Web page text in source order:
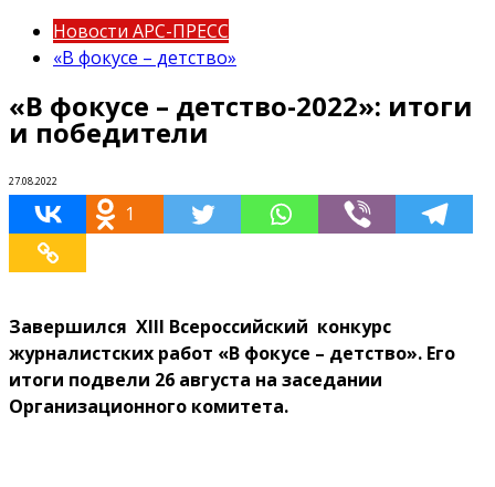
Новости АРС-ПРЕСС
«В фокусе – детство»
«В фокусе – детство-2022»: итоги
и победители
27.08.2022
1
Завершился XIII Всероссийский конкурс
журналистских работ «В фокусе – детство». Его
итоги подвели 26 августа на заседании
Организационного комитета.